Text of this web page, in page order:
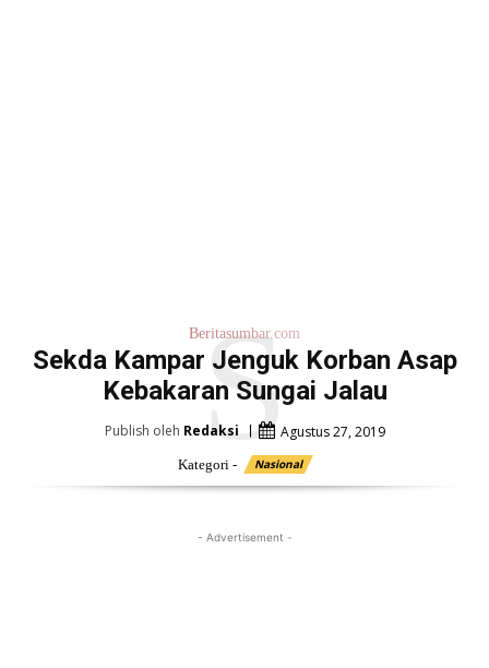
Beritasumbar.com
Sekda Kampar Jenguk Korban Asap
Kebakaran Sungai Jalau
S
Publish oleh Redaksi Agustus 27, 2019
Kategori - Nasional
- Advertisement -